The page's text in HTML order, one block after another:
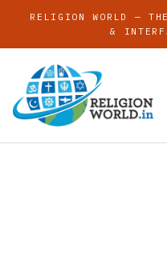
RELIGION WORLD —
&